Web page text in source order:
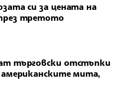
си за цената на
третото
търговски отстъпки
американските мита,